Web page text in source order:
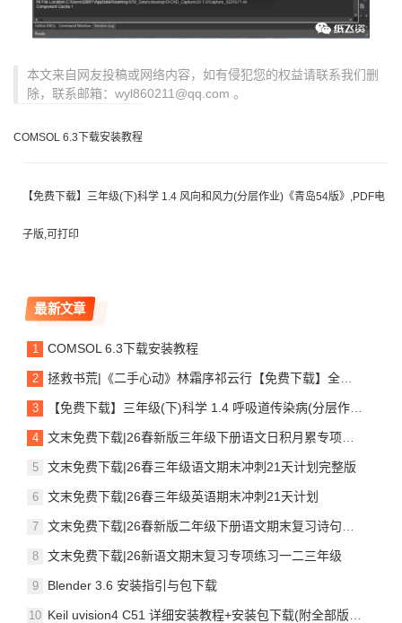
本文来自网友投稿或网络内容，如有侵犯您的权益请联系我们删
除，联系邮箱：wyl860211@qq.com 。
COMSOL 6.3下载安装教程
【免费下载】三年级(下)科学 1.4 风向和风力(分层作业)《青岛54版》,PDF电
子版,可打印
最新文章
COMSOL 6.3下载安装教程
拯救书荒|《二手心动》林霜序祁云行【免费下载】全本小说
【免费下载】三年级(下)科学 1.4 呼吸道传染病(分层作业)《青岛63版》,PDF电子版,可打印
文末免费下载|26春新版三年级下册语文日积月累专项练习
文末免费下载|26春三年级语文期末冲刺21天计划完整版
文末免费下载|26春三年级英语期末冲刺21天计划
文末免费下载|26春新版二年级下册语文期末复习诗句运用
文末免费下载|26新语文期末复习专项练习一二三年级
Blender 3.6 安装指引与包下载
Keil uvision4 C51 详细安装教程+安装包下载(附全部版本安装包)